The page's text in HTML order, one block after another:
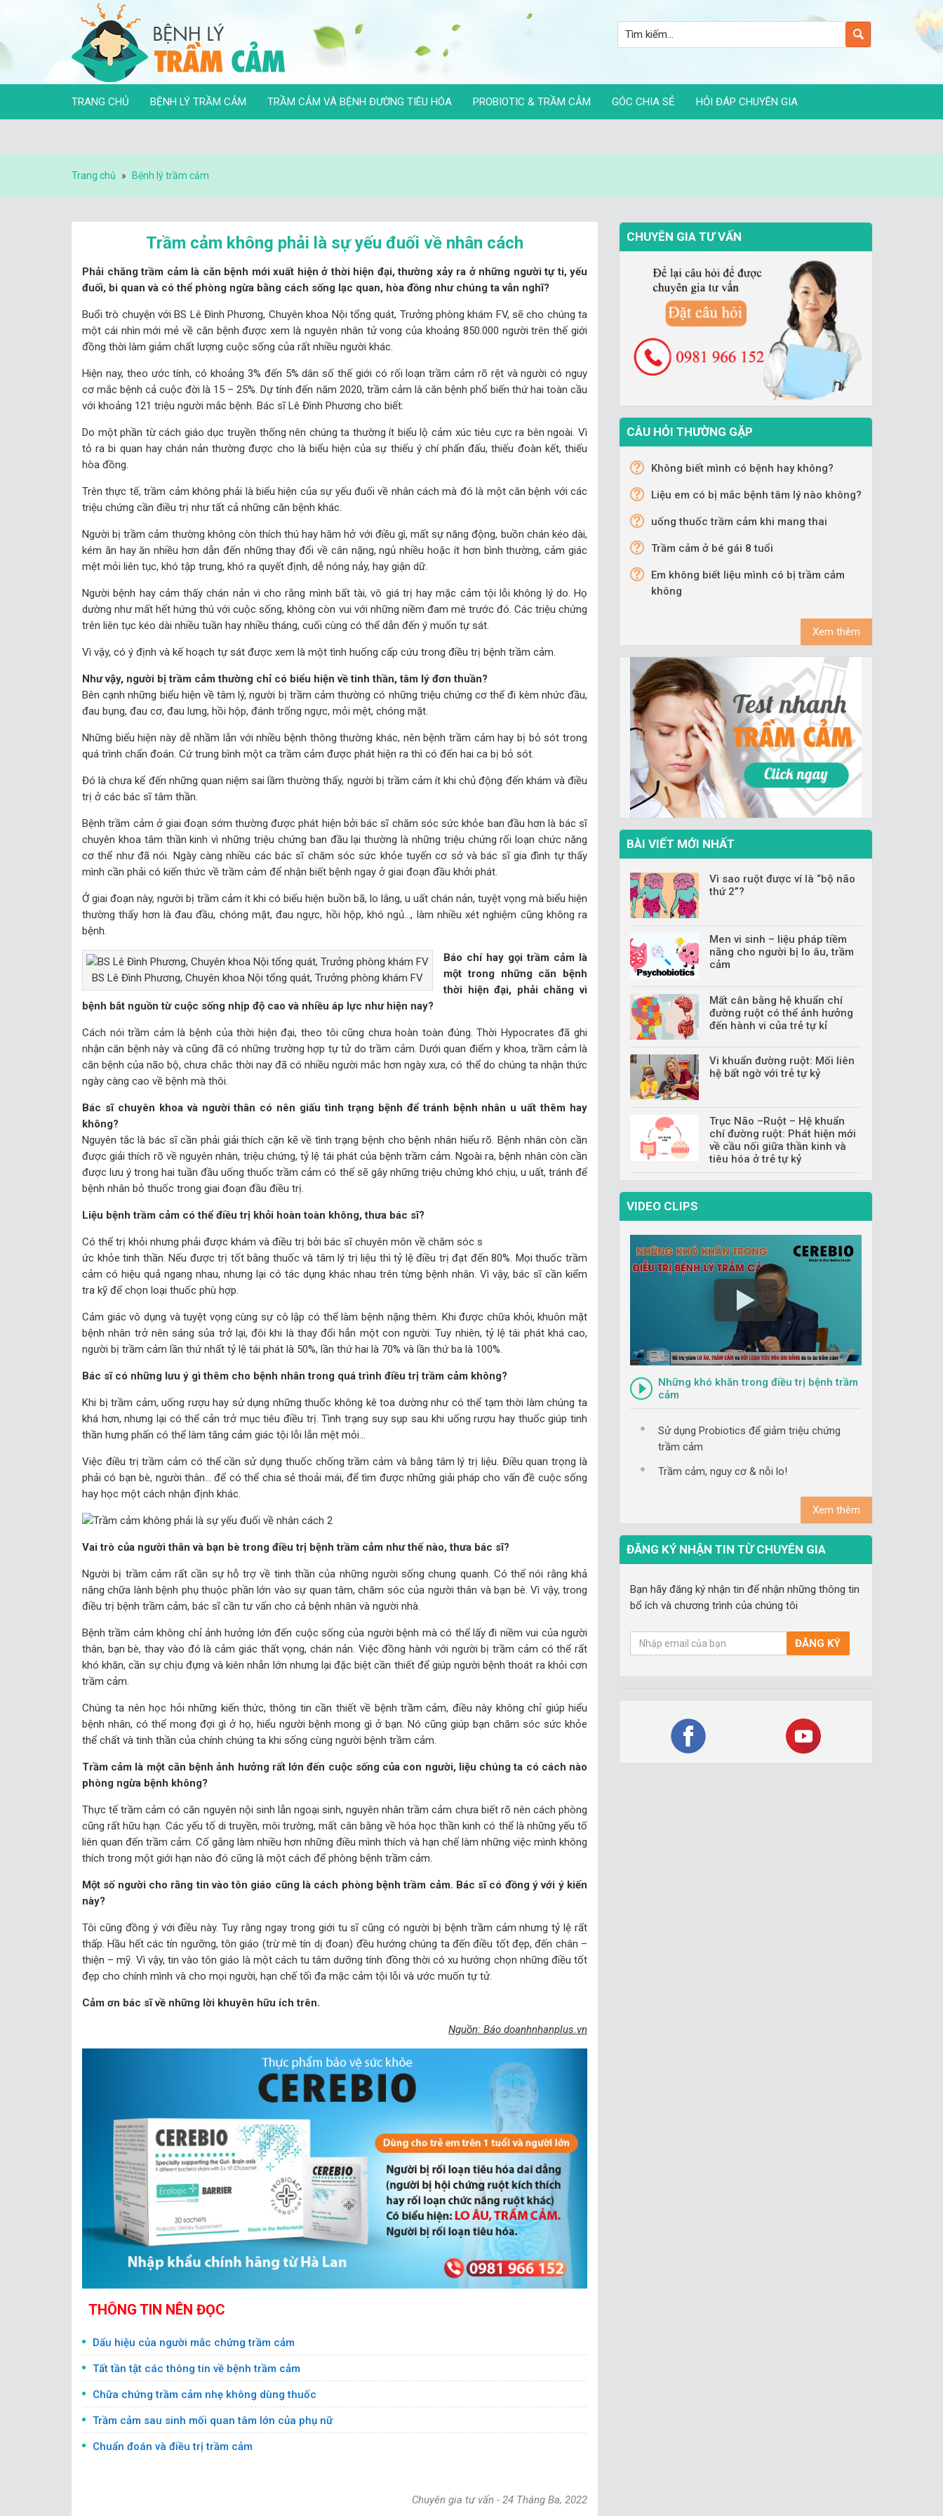
TRANG CHỦ BỆNH LÝ TRẦM CẢM TRẦM CẢM VÀ BỆNH ĐƯỜNG TIÊU HÓA PROBIOTIC & TRẦM CẢM GÓC CHIA SẺ HỎI ĐÁP CHUYÊN GIA
Trang chủ » Bệnh lý trầm cảm
Trầm cảm không phải là sự yếu đuối về nhân cách
Phải chăng trầm cảm là căn bệnh mới xuất hiện ở thời hiện đại, thường xảy ra ở những người tự ti, yếu
đuối, bi quan và có thể phòng ngừa bằng cách sống lạc quan, hòa đồng như chúng ta vẫn nghĩ?
Buổi trò chuyện với BS Lê Đình Phương, Chuyên khoa Nội tổng quát, Trưởng phòng khám FV, sẽ cho chúng ta
một cái nhìn mới mẻ về căn bệnh được xem là nguyên nhân tử vong của khoảng 850.000 người trên thế giới
đồng thời làm giảm chất lượng cuộc sống của rất nhiều người khác.
Hiện nay, theo ước tính, có khoảng 3% đến 5% dân số thế giới có rối loạn trầm cảm rõ rệt và người có nguy
cơ mắc bệnh cả cuộc đời là 15 – 25%. Dự tính đến năm 2020, trầm cảm là căn bệnh phổ biến thứ hai toàn cầu
với khoảng 121 triệu người mắc bệnh. Bác sĩ Lê Đình Phương cho biết:
Do một phần từ cách giáo dục truyền thống nên chúng ta thường ít biểu lộ cảm xúc tiêu cực ra bên ngoài. Vì
tỏ ra bi quan hay chán nản thường được cho là biểu hiện của sự thiếu ý chí phấn đấu, thiếu đoàn kết, thiếu
hòa đồng.
Trên thực tế, trầm cảm không phải là biểu hiện của sự yếu đuối về nhân cách mà đó là một căn bệnh với các
triệu chứng cần điều trị như tất cả những căn bệnh khác.
Người bị trầm cảm thường không còn thích thú hay hăm hở với điều gì, mất sự năng động, buồn chán kéo dài,
kém ăn hay ăn nhiều hơn dẫn đến những thay đổi về cân nặng, ngủ nhiều hoặc ít hơn bình thường, cảm giác
mệt mỏi liên tục, khó tập trung, khó ra quyết định, dễ nóng nảy, hay giận dữ.
Người bệnh hay cảm thấy chán nản vì cho rằng mình bất tài, vô giá trị hay mặc cảm tội lỗi không lý do. Họ
dường như mất hết hứng thú với cuộc sống, không còn vui với những niềm đam mê trước đó. Các triệu chứng
trên liên tục kéo dài nhiều tuần hay nhiều tháng, cuối cùng có thể dẫn đến ý muốn tự sát.
Vì vậy, có ý định và kế hoạch tự sát được xem là một tình huống cấp cứu trong điều trị bệnh trầm cảm.
Như vậy, người bị trầm cảm thường chỉ có biểu hiện về tinh thần, tâm lý đơn thuần?
Bên cạnh những biểu hiện về tâm lý, người bị trầm cảm thường có những triệu chứng cơ thể đi kèm nhức đầu,
đau bụng, đau cơ, đau lưng, hồi hộp, đánh trống ngực, mỏi mệt, chóng mặt.
Những biểu hiện này dễ nhầm lẫn với nhiều bệnh thông thường khác, nên bệnh trầm cảm hay bị bỏ sót trong
quá trình chẩn đoán. Cứ trung bình một ca trầm cảm được phát hiện ra thì có đến hai ca bị bỏ sót.
Đó là chưa kể đến những quan niệm sai lầm thường thấy, người bị trầm cảm ít khi chủ động đến khám và điều
trị ở các bác sĩ tâm thần.
Bệnh trầm cảm ở giai đoạn sớm thường được phát hiện bởi bác sĩ chăm sóc sức khỏe ban đầu hơn là bác sĩ
chuyên khoa tâm thần kinh vì những triệu chứng ban đầu lại thường là những triệu chứng rối loạn chức năng
cơ thể như đã nói. Ngày càng nhiều các bác sĩ chăm sóc sức khỏe tuyến cơ sở và bác sĩ gia đình tự thấy
mình cần phải có kiến thức về trầm cảm để nhận biết bệnh ngay ở giai đoạn đầu khởi phát.
Ở giai đoạn này, người bị trầm cảm ít khi có biểu hiện buồn bã, lo lắng, u uất chán nản, tuyệt vọng mà biểu hiện
thường thấy hơn là đau đầu, chóng mặt, đau ngực, hồi hộp, khó ngủ…, làm nhiều xét nghiệm cũng không ra
bệnh.
BS Lê Đình Phương, Chuyên khoa Nội tổng quát, Trưởng phòng khám FV
Báo chí hay gọi trầm cảm là
một trong những căn bệnh
thời hiện đại, phải chăng vì
bệnh bắt nguồn từ cuộc sống nhịp độ cao và nhiều áp lực như hiện nay?
Cách nói trầm cảm là bệnh của thời hiện đại, theo tôi cũng chưa hoàn toàn đúng. Thời Hypocrates đã ghi
nhận căn bệnh này và cũng đã có những trường hợp tự tử do trầm cảm. Dưới quan điểm y khoa, trầm cảm là
căn bệnh của não bộ, chưa chắc thời nay đã có nhiều người mắc hơn ngày xưa, có thể do chúng ta nhận thức
ngày càng cao về bệnh mà thôi.
Bác sĩ chuyên khoa và người thân có nên giấu tình trạng bệnh để tránh bệnh nhân u uất thêm hay
không?
Nguyên tắc là bác sĩ cần phải giải thích cặn kẽ về tình trạng bệnh cho bệnh nhân hiểu rõ. Bệnh nhân còn cần
được giải thích rõ về nguyên nhân, triệu chứng, tỷ lệ tái phát của bệnh trầm cảm. Ngoài ra, bệnh nhân còn cần
được lưu ý trong hai tuần đầu uống thuốc trầm cảm có thể sẽ gây những triệu chứng khó chịu, u uất, tránh để
bệnh nhân bỏ thuốc trong giai đoạn đầu điều trị.
Liệu bệnh trầm cảm có thể điều trị khỏi hoàn toàn không, thưa bác sĩ?
Có thể trị khỏi nhưng phải được khám và điều trị bởi bác sĩ chuyên môn về chăm sóc s
ức khỏe tinh thần. Nếu được trị tốt bằng thuốc và tâm lý trị liệu thì tỷ lệ điều trị đạt đến 80%. Mọi thuốc trầm
cảm có hiệu quả ngang nhau, nhưng lại có tác dụng khác nhau trên từng bệnh nhân. Vì vậy, bác sĩ cần kiểm
tra kỹ để chọn loại thuốc phù hợp.
Cảm giác vô dụng và tuyệt vọng cùng sự cô lập có thể làm bệnh nặng thêm. Khi được chữa khỏi, khuôn mặt
bệnh nhân trở nên sáng sủa trở lại, đôi khi là thay đổi hẳn một con người. Tuy nhiên, tỷ lệ tái phát khá cao,
người bị trầm cảm lần thứ nhất tỷ lệ tái phát là 50%, lần thứ hai là 70% và lần thứ ba là 100%.
Bác sĩ có những lưu ý gì thêm cho bệnh nhân trong quá trình điều trị trầm cảm không?
Khi bị trầm cảm, uống rượu hay sử dụng những thuốc không kê toa dường như có thể tạm thời làm chúng ta
khá hơn, nhưng lại có thể cản trở mục tiêu điều trị. Tình trạng suy sụp sau khi uống rượu hay thuốc giúp tinh
thần hưng phấn có thể làm tăng cảm giác tội lỗi lẫn mệt mỏi…
Việc điều trị trầm cảm có thể cần sử dụng thuốc chống trầm cảm và bằng tâm lý trị liệu. Điều quan trọng là
phải có bạn bè, người thân… để có thể chia sẻ thoải mái, để tìm được những giải pháp cho vấn đề cuộc sống
hay học một cách nhận định khác.
Vai trò của người thân và bạn bè trong điều trị bệnh trầm cảm như thế nào, thưa bác sĩ?
Người bị trầm cảm rất cần sự hỗ trợ về tinh thần của những người sống chung quanh. Có thể nói rằng khả
năng chữa lành bệnh phụ thuộc phần lớn vào sự quan tâm, chăm sóc của người thân và bạn bè. Vì vậy, trong
điều trị bệnh trầm cảm, bác sĩ cần tư vấn cho cả bệnh nhân và người nhà.
Bệnh trầm cảm không chỉ ảnh hưởng lớn đến cuộc sống của người bệnh mà có thể lấy đi niềm vui của người
thân, bạn bè, thay vào đó là cảm giác thất vọng, chán nản. Việc đồng hành với người bị trầm cảm có thể rất
khó khăn, cần sự chịu đựng và kiên nhẫn lớn nhưng lại đặc biệt cần thiết để giúp người bệnh thoát ra khỏi cơn
trầm cảm.
Chúng ta nên học hỏi những kiến thức, thông tin cần thiết về bệnh trầm cảm, điều này không chỉ giúp hiểu
bệnh nhân, có thể mong đợi gì ở họ, hiểu người bệnh mong gì ở bạn. Nó cũng giúp bạn chăm sóc sức khỏe
thể chất và tinh thần của chính chúng ta khi sống cùng người bệnh trầm cảm.
Trầm cảm là một căn bệnh ảnh hưởng rất lớn đến cuộc sống của con người, liệu chúng ta có cách nào
phòng ngừa bệnh không?
Thực tế trầm cảm có căn nguyên nội sinh lẫn ngoại sinh, nguyên nhân trầm cảm chưa biết rõ nên cách phòng
cũng rất hữu hạn. Các yếu tố di truyền, môi trường, mất cân bằng về hóa học thần kinh có thể là những yếu tố
liên quan đến trầm cảm. Cố gắng làm nhiều hơn những điều mình thích và hạn chế làm những việc mình không
thích trong một giới hạn nào đó cũng là một cách để phòng bệnh trầm cảm.
Một số người cho rằng tin vào tôn giáo cũng là cách phòng bệnh trầm cảm. Bác sĩ có đồng ý với ý kiến
này?
Tôi cũng đồng ý với điều này. Tuy rằng ngay trong giới tu sĩ cũng có người bị bệnh trầm cảm nhưng tỷ lệ rất
thấp. Hầu hết các tín ngưỡng, tôn giáo (trừ mê tín dị đoan) đều hướng chúng ta đến điều tốt đẹp, đến chân –
thiện – mỹ. Vì vậy, tin vào tôn giáo là một cách tu tâm dưỡng tính đồng thời có xu hướng chọn những điều tốt
đẹp cho chính mình và cho mọi người, hạn chế tối đa mặc cảm tội lỗi và ước muốn tự tử.
Cảm ơn bác sĩ về những lời khuyên hữu ích trên.
Nguồn: Báo doanhnhanplus.vn
THÔNG TIN NÊN ĐỌC
Dấu hiệu của người mắc chứng trầm cảm
Tất tần tật các thông tin về bệnh trầm cảm
Chữa chứng trầm cảm nhẹ không dùng thuốc
Trầm cảm sau sinh mối quan tâm lớn của phụ nữ
Chuẩn đoán và điều trị trầm cảm
Chuyên gia tư vấn - 24 Tháng Ba, 2022
CHUYÊN GIA TƯ VẤN
CÂU HỎI THƯỜNG GẶP
Không biết mình có bệnh hay không?
Liệu em có bị mắc bệnh tâm lý nào không?
uống thuốc trầm cảm khi mang thai
Trầm cảm ở bé gái 8 tuổi
Em không biết liệu mình có bị trầm cảm
không
Xem thêm
BÀI VIẾT MỚI NHẤT
Vì sao ruột được ví là “bộ não
thứ 2”?
Men vi sinh – liệu pháp tiềm
năng cho người bị lo âu, trầm
cảm
Mất cân bằng hệ khuẩn chí
đường ruột có thể ảnh hưởng
đến hành vi của trẻ tự kỉ
Vi khuẩn đường ruột: Mối liên
hệ bất ngờ với trẻ tự kỷ
Trục Não –Ruột – Hệ khuẩn
chí đường ruột: Phát hiện mới
về cầu nối giữa thần kinh và
tiêu hóa ở trẻ tự kỷ
VIDEO CLIPS
Những khó khăn trong điều trị bệnh trầm
cảm
Sử dụng Probiotics để giảm triệu chứng
trầm cảm
Trầm cảm, nguy cơ & nỗi lo!
Xem thêm
ĐĂNG KÝ NHẬN TIN TỪ CHUYÊN GIA
Bạn hãy đăng ký nhận tin để nhận những thông tin
bổ ích và chương trình của chúng tôi